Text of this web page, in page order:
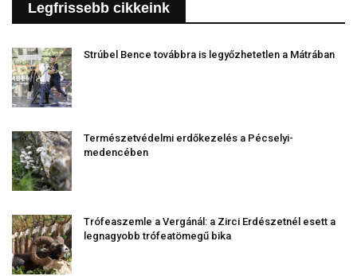
Legfrissebb cikkeink
Strúbel Bence továbbra is legyőzhetetlen a Mátrában
Természetvédelmi erdőkezelés a Pécselyi-
medencében
Trófeaszemle a Vergánál: a Zirci Erdészetnél esett a
legnagyobb trófeatömegű bika